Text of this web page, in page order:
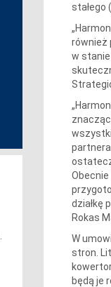
stałego
również
w
działkę
Rokas
W
stron.
będą je